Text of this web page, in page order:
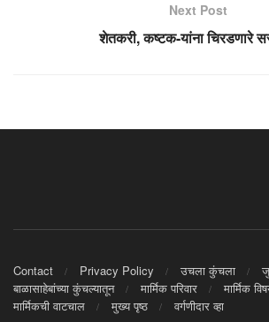
Next Post
शेतकरी, कष्टक-यांना चिरडणारे
Contact Privacy Policy उचला कुंचला
बाळासाहेबांच्या कुंचल्यातून
मार्मिक परिवार
मार्मिक
मार्मिकची वाटचाल
मुख्य पृष्ठ वर्गणीदार व्हा